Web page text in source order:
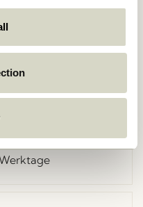
über499 DKK*